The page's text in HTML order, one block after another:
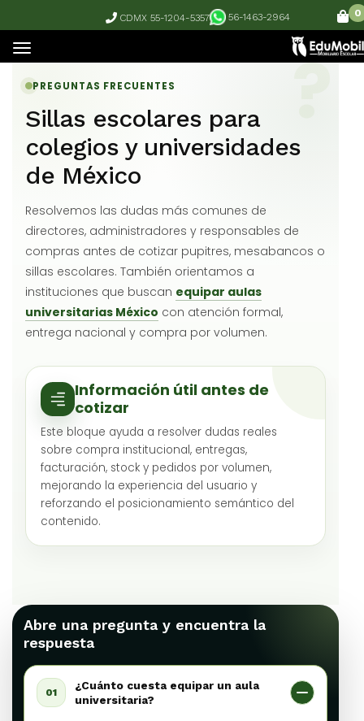
CDMX 55-1204-5357 56-1463-2964 0
PREGUNTAS FRECUENTES
Sillas escolares para
colegios y universidades
de México
Resolvemos las dudas más comunes de
directores, administradores y responsables de
compras antes de cotizar pupitres, mesabancos o
sillas escolares. También orientamos a
instituciones que buscan equipar aulas
universitarias México con atención formal,
entrega nacional y compra por volumen.
Información útil antes de
cotizar
Este bloque ayuda a resolver dudas reales
sobre compra institucional, entregas,
facturación, stock y pedidos por volumen,
mejorando la experiencia del usuario y
reforzando el posicionamiento semántico del
contenido.
Abre una pregunta y encuentra la
respuesta
01
¿Cuánto cuesta equipar un aula
universitaria?